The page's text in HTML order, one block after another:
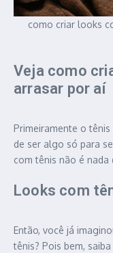
como criar looks
Veja como
arrasar por aí
Primeiramente o
de ser algo só para
com tênis não é
Looks com
Então, você já
tênis? Pois bem,